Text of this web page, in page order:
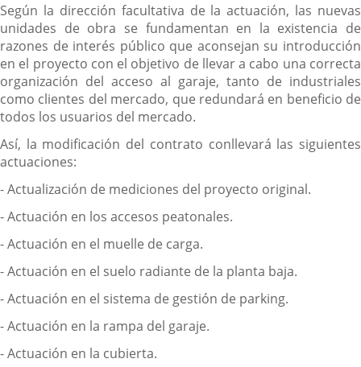
Según la dirección facultativa de la actuación, las nuevas
unidades de obra se fundamentan en la existencia de
razones de interés público que aconsejan su introducción
en el proyecto con el objetivo de llevar a cabo una correcta
organización del acceso al garaje, tanto de industriales
como clientes del mercado, que redundará en beneficio de
todos los usuarios del mercado.
Así, la modificación del contrato conllevará las siguientes
actuaciones:
- Actualización de mediciones del proyecto original.
- Actuación en los accesos peatonales.
- Actuación en el muelle de carga.
- Actuación en el suelo radiante de la planta baja.
- Actuación en el sistema de gestión de parking.
- Actuación en la rampa del garaje.
- Actuación en la cubierta.